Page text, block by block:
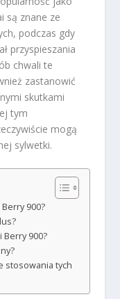
są znane ze
podczas gdy
przyspieszania
chwali te
zastanowić
skutkami
tym
mogą
sylwetki.
900?
Berry 900?
stosowania tych